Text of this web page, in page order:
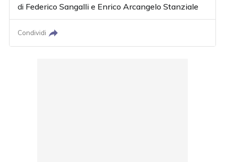
di Federico Sangalli e Enrico Arcangelo Stanziale
Condividi